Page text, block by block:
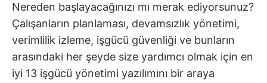
Nereden başlayacağınızı mı merak ediyorsunuz?
Çalışanların planlaması, devamsızlık yönetimi,
verimlilik izleme, işgücü güvenliği ve bunların
arasındaki her şeyde size yardımcı olmak için en
iyi 13 işgücü yönetimi yazılımını bir araya